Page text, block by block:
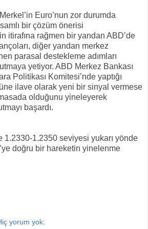
Euro’nun zor durumda
bir çözüm önerisi
itirafına rağmen bir yandan ABD’de
diğer yandan merkez
parasal destekleme adımları
yetiyor. ABD Merkez Bankası
Politikası Komitesi’nde yaptığı
ilave olarak yeni bir sinyal vermese
olduğunu yineleyerek
başardı.
1.2330-1.2350 seviyesi yukarı yönde
doğru bir hareketin yinelenme
yorum yok: